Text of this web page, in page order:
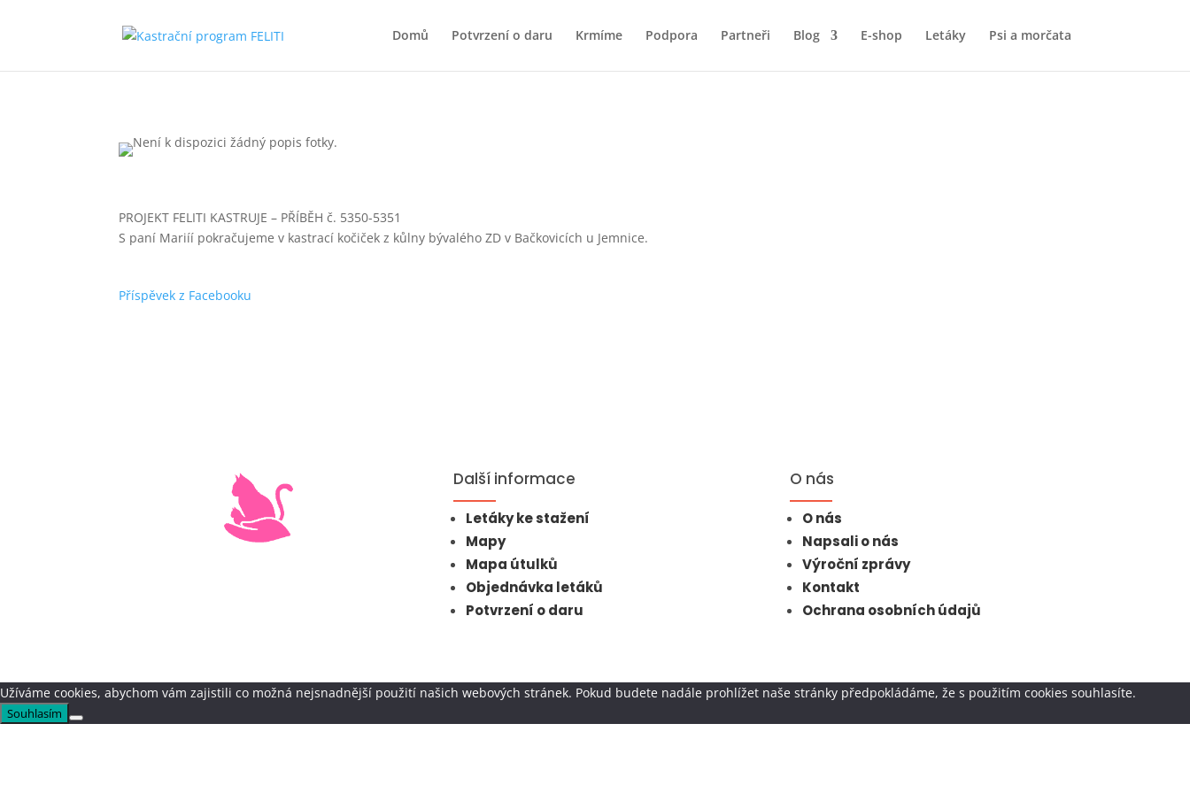
Domů Potvrzení o daru Krmíme Podpora Partneři Blog E-shop Letáky Psi a morčata
PROJEKT FELITI KASTRUJE – PŘÍBĚH č. 5350-5351
S paní Mariíí pokračujeme v kastrací kočiček z kůlny bývalého ZD v Bačkovicích u Jemnice.
Příspěvek z Facebooku
Další informace
Letáky ke stažení
Mapy
Mapa útulků
Objednávka letáků
Potvrzení o daru
O nás
O nás
Napsali o nás
Výroční zprávy
Kontakt
Ochrana osobních údajů
Užíváme cookies, abychom vám zajistili co možná nejsnadnější použití našich webových stránek. Pokud budete nadále prohlížet naše stránky předpokládáme, že s použitím cookies souhlasíte.
Souhlasím